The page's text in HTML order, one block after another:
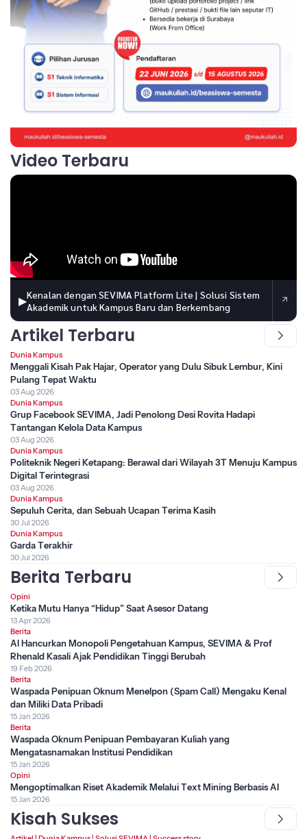
Video Terbaru
▶Kenalan dengan SEVIMA Platform Lite | Solusi Sistem
Akademik untuk Kampus Baru dan Berkembang
Artikel Terbaru
Dunia Kampus
Menggali Kisah Pak Hajar, Operator yang Dulu Sibuk Lembur, Kini
Pulang Tepat Waktu
03 Aug 2026
Dunia Kampus
Grup Facebook SEVIMA, Jadi Penolong Desi Rovita Hadapi
Tantangan Kelola Data Kampus
03 Aug 2026
Dunia Kampus
Politeknik Negeri Ketapang: Berawal dari Wilayah 3T Menuju Kampus
Digital Terintegrasi
03 Aug 2026
Dunia Kampus
Sepuluh Cerita, dan Sebuah Ucapan Terima Kasih
30 Jul 2026
Dunia Kampus
Garda Terakhir
30 Jul 2026
Berita Terbaru
Opini
Ketika Mutu Hanya “Hidup” Saat Asesor Datang
13 Apr 2026
Berita
AI Hancurkan Monopoli Pengetahuan Kampus, SEVIMA & Prof
Rhenald Kasali Ajak Pendidikan Tinggi Berubah
19 Feb 2026
Berita
Waspada Penipuan Oknum Menelpon (Spam Call) Mengaku Kenal
dan Miliki Data Pribadi
15 Jan 2026
Berita
Waspada Oknum Penipuan Pembayaran Kuliah yang
Mengatasnamakan Institusi Pendidikan
15 Jan 2026
Opini
Mengoptimalkan Riset Akademik Melalui Text Mining Berbasis AI
15 Jan 2026
Kisah Sukses